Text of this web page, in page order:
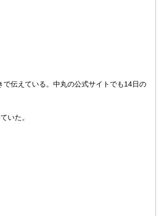
伝えている。中丸の公式サイトでも14日の
いた。